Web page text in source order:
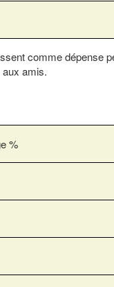
comme dépense
aux amis.
%